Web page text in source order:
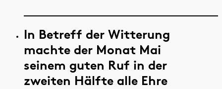
In Betreff der Witterung
machte der Monat Mai
seinem guten Ruf in der
zweiten Hälfte alle Ehre